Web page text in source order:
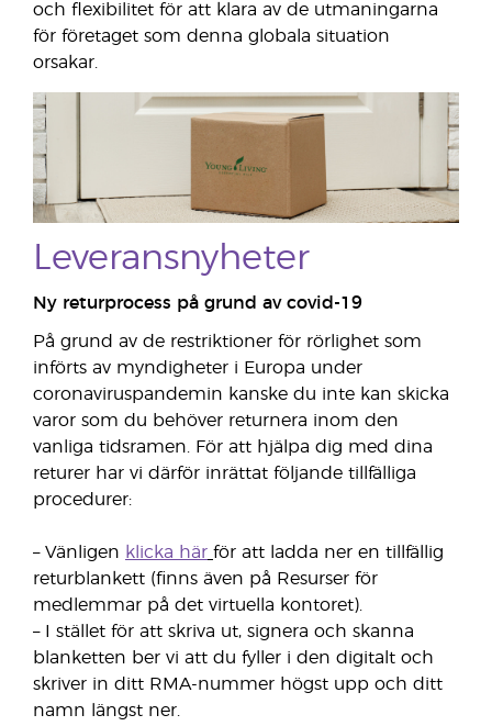
och flexibilitet för att klara av de utmaningarna
för företaget som denna globala situation
orsakar.
Leveransnyheter
Ny returprocess på grund av covid-19
På grund av de restriktioner för rörlighet som
införts av myndigheter i Europa under
coronaviruspandemin kanske du inte kan skicka
varor som du behöver returnera inom den
vanliga tidsramen. För att hjälpa dig med dina
returer har vi därför inrättat följande tillfälliga
procedurer:
– Vänligen klicka här för att ladda ner en tillfällig
returblankett (finns även på Resurser för
medlemmar på det virtuella kontoret).
– I stället för att skriva ut, signera och skanna
blanketten ber vi att du fyller i den digitalt och
skriver in ditt RMA-nummer högst upp och ditt
namn längst ner.